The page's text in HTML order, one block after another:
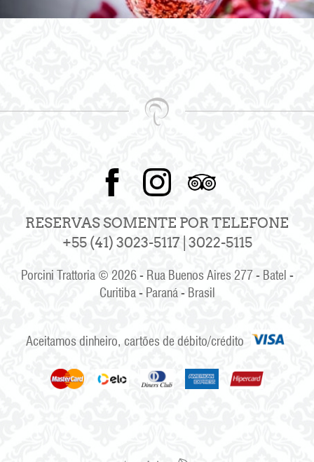
RESERVAS SOMENTE POR TELEFONE
+55 (41) 3023-5117 | 3022-5115
Porcini Trattoria © 2026 - Rua Buenos Aires 277 - Batel -
Curitiba - Paraná - Brasil
Aceitamos dinheiro, cartões de débito/crédito